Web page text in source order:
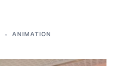
ANIMATION